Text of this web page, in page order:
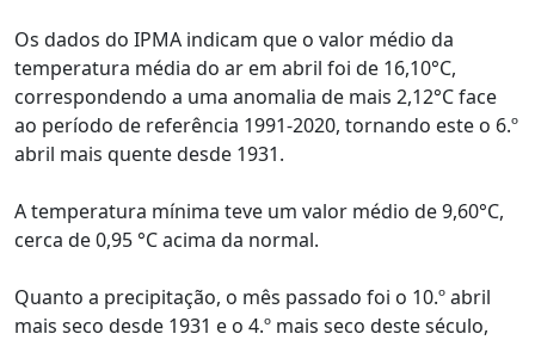
Os dados do IPMA indicam que o valor médio da
temperatura média do ar em abril foi de 16,10°C,
correspondendo a uma anomalia de mais 2,12°C face
ao período de referência 1991-2020, tornando este o 6.º
abril mais quente desde 1931.
A temperatura mínima teve um valor médio de 9,60°C,
cerca de 0,95 °C acima da normal.
Quanto a precipitação, o mês passado foi o 10.º abril
mais seco desde 1931 e o 4.º mais seco deste século,